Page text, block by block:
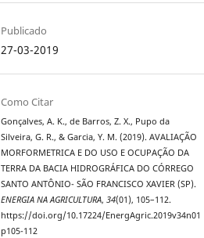
Publicado
27-03-2019
Como Citar
Gonçalves, A. K., de Barros, Z. X., Pupo da
Silveira, G. R., & Garcia, Y. M. (2019). AVALIAÇÃO
MORFORMETRICA E DO USO E OCUPAÇÃO DA
TERRA DA BACIA HIDROGRÁFICA DO CÓRREGO
SANTO ANTÔNIO- SÃO FRANCISCO XAVIER (SP).
ENERGIA NA AGRICULTURA,34(01), 105–112.
https://doi.org/10.17224/EnergAgric.2019v34n01
p105-112